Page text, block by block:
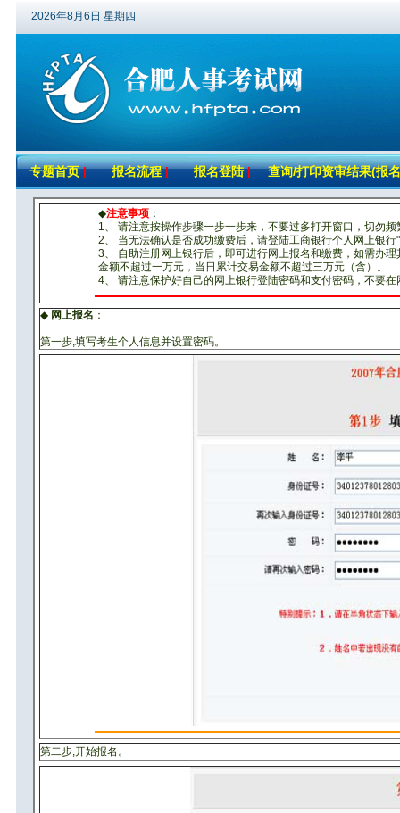
2026年8月6日 星期四
专题首页 | 报名流程| 报名登陆 | 查询/打印资审结果(报
◆注意事项 ：
1、 请注意按操作步骤一步一步来，不要过多打开窗口，切勿
2、 当无法确认是否成功缴费后，请登陆工商银行个人网上银
3、 自助注册网上银行后，即可进行网上报名和缴费，如需办
金额不超过一万元，当日累计交易金额不超过三万元（含）。
4、 请注意保护好自己的网上银行登陆密码和支付密码，不要
◆ 网上报名 ：
第一步,填写考生个人信息并设置密码。
第二步,开始报名。